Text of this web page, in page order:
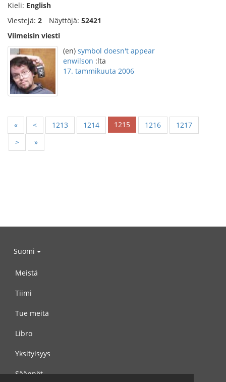
Kieli: English
Viestejä: 2 Näyttöjä: 52421
Viimeisin viesti
(en) symbol doesn't appear
enwilson :lta
17. tammikuuta 2006
« < 1213 1214 1215 1216
1217
>
»
Suomi
Meistä
Tiimi
Tue meitä
Libro
Yksityisyys
Säännöt